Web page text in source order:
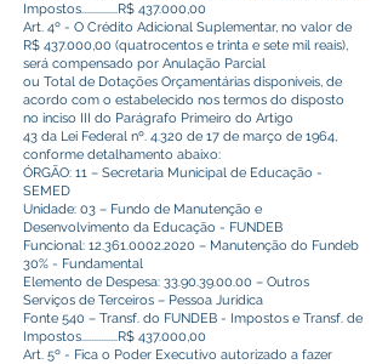
Impostos...............R$ 437.000,00
Art. 4º - O Crédito Adicional Suplementar, no valor de
R$ 437.000,00 (quatrocentos e trinta e sete mil reais),
será compensado por Anulação Parcial
ou Total de Dotações Orçamentárias disponíveis, de
acordo com o estabelecido nos termos do disposto
no inciso III do Parágrafo Primeiro do Artigo
43 da Lei Federal nº. 4.320 de 17 de março de 1964,
conforme detalhamento abaixo:
ÓRGÃO: 11 – Secretaria Municipal de Educação -
SEMED
Unidade: 03 – Fundo de Manutenção e
Desenvolvimento da Educação - FUNDEB
Funcional: 12.361.0002.2020 – Manutenção do Fundeb
30% - Fundamental
Elemento de Despesa: 33.90.39.00.00 – Outros
Serviços de Terceiros – Pessoa Jurídica
Fonte 540 – Transf. do FUNDEB - Impostos e Transf. de
Impostos...............R$ 437.000,00
Art. 5º - Fica o Poder Executivo autorizado a fazer